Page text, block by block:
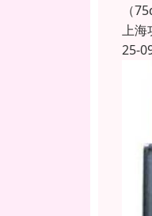
（
上海
25-